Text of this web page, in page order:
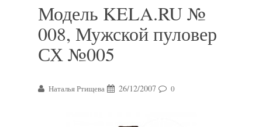
Модель KELA.RU №
008, Мужской пуловер
СХ №005
Наталья Ртищева 26/12/2007 0